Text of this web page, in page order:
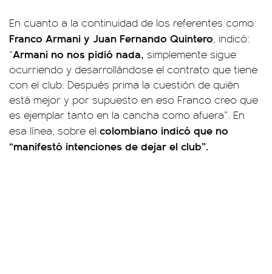
En cuanto a la continuidad de los referentes como
Franco Armani y Juan Fernando Quintero, indicó:
“Armani no nos pidió nada, simplemente sigue
ocurriendo y desarrollándose el contrato que tiene
con el club. Después prima la cuestión de quién
está mejor y por supuesto en eso Franco creo que
es ejemplar tanto en la cancha como afuera”. En
esa línea, sobre el colombiano indicó que no
“manifestó intenciones de dejar el club”.